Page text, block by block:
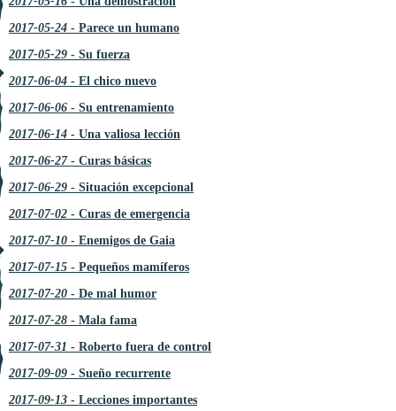
2017-05-24 - Parece un humano
2017-05-29 - Su fuerza
2017-06-04 - El chico nuevo
2017-06-06 - Su entrenamiento
2017-06-14 - Una valiosa lección
2017-06-27- Curas básicas
2017-06-29 - Situación excepcional
2017-07-02 - Curas de emergencia
2017-07-10 - Enemigos de Gaia
2017-07-15 - Pequeños mamíferos
2017-07-20 - De mal humor
2017-07-28 - Mala fama
2017-07-31 - Roberto fuera de control
2017-09-09 - Sueño recurrente
2017-09-13 - Lecciones importantes